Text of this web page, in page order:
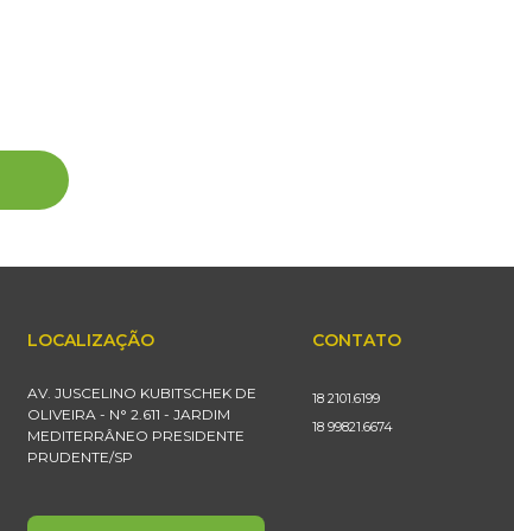
LOCALIZAÇÃO
AV. JUSCELINO KUBITSCHEK DE
OLIVEIRA - N° 2.611 - JARDIM
MEDITERRÂNEO PRESIDENTE
PRUDENTE/SP
CONTATO
18 2101.6199
18 99821.6674